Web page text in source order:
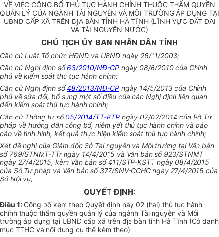
VỀ VIỆC CÔNG BỐ THỦ TỤC HÀNH CHÍNH THUỘC THẨM QUYỀN
QUẢN LÝ CỦA NGÀNH TÀI NGUYÊN VÀ MÔI TRƯỜNG ÁP DỤNG TẠI
UBND CẤP XÃ TRÊN ĐỊA BÀN TỈNH HÀ TĨNH (LĨNH VỰC ĐẤT ĐAI
VÀ TÀI NGUYÊN NƯỚC)
CHỦ TỊCH ỦY BAN NHÂN DÂN TỈNH
Căn cứ Luật Tổ chức HĐND và UBND ngày 26/11/2003;
Căn cứ Nghị định số63/2010/NĐ-CP ngày 08/6/2010 của Chính
phủ về kiểm soát thủ tục hành chính;
Căn cứ Nghị định số48/2013/NĐ-CP ngày 14/5/2013 của Chính
phủ về sửa đổi, bổ sung một số điều của các Nghị định liên quan
đến kiểm soát thủ tục hành chính;
Căn cứ Thông tư số05/2014/TT-BTP ngày 07/02/2014 của Bộ Tư
pháp về hướng dẫn công bố, niêm yết thủ tục hành chính và báo
cáo về tình hình, kết quả thực hiện kiểm soát thủ tục hành chính;
Xét đề nghị của Giám đốc Sở Tài nguyên và Môi trường tại Văn bản
số 769/STNMT-TTr ngày 14/4/2015 và Văn bản số 923/STNMT
ngày 27/4/2015, kèm Văn bản số 411/STP-KSTT ngày 08/4/2015
của Sở Tư pháp và Văn bản số 377/SNV-CCHC ngày 27/4/2015 của
Sở Nội vụ,
QUYẾT ĐỊNH:
Điều 1: Công bố kèm theo Quyết định này 02 (hai) thủ tục hành
chính thuộc thẩm quyền quản lý của ngành Tài nguyên và Môi
trường áp dụng tại UBND cấp xã trên địa bàn tỉnh Hà Tĩnh (Có danh
mục TTHC và nội dung cụ thể kèm theo).